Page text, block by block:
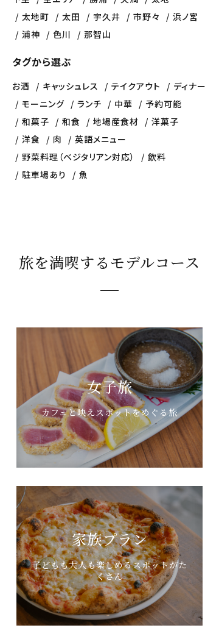
太地町
太田 宇久井 市野々
浜ノ宮
浦神
色川 那智山
タグから選ぶ
お酒 キャッシュレス テイクアウト
ディナー
モーニング
ランチ 中華
予約可能
和菓子
和食 地場産食材
洋菓子
洋食
肉
英語メニュー
野菜料理（ベジタリアン対応）
飲料
駐車場あり
魚
旅を満喫するモデルコース
女子旅
カフェと映えスポットをめぐる旅
家族プラン
子どもも大人も楽しめるスポットがた
くさん